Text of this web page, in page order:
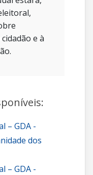
e à
– GDA -
dos
– GDA -